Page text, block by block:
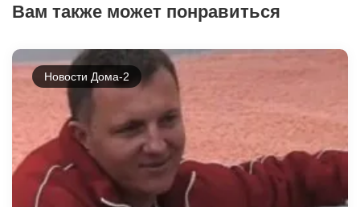
Вам также может понравиться
Новости Дома-2